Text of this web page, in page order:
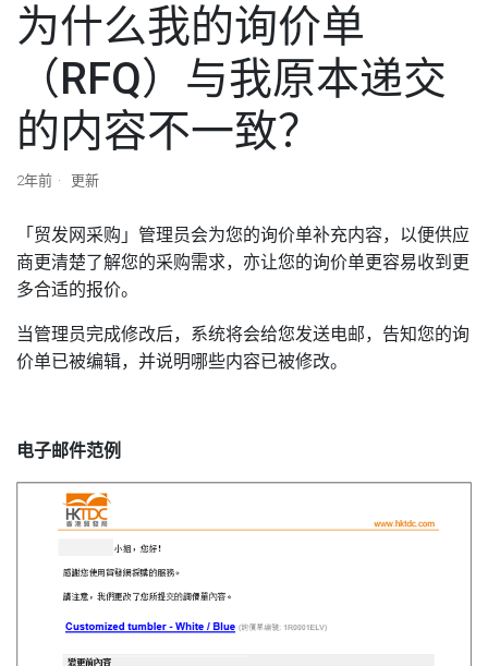
为什么我的询价单
（RFQ）与我原本递交
的内容不一致？
2年前 更新
「贸发网采购」管理员会为您的询价单补充内容，以便供应
商更清楚了解您的采购需求，亦让您的询价单更容易收到更
多合适的报价。
当管理员完成修改后，系统将会给您发送电邮，告知您的询
价单已被编辑，并说明哪些内容已被修改。
电子邮件范例